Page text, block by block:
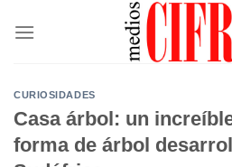
CURIOSIDADES
Casa árbol: un
forma de árbol